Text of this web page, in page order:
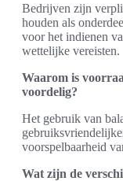
Bedrijven zijn
houden als
voor het indienen
wettelijke vereisten.
Waarom is
voordelig?
Het gebruik van
voorspelbaarheid
Wat zijn de